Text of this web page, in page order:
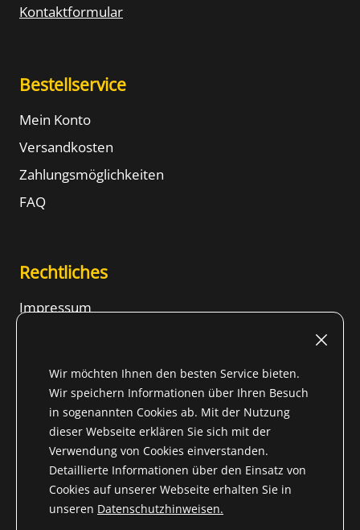
Kontaktformular
Bestellservice
Mein Konto
Versandkosten
Zahlungsmöglichkeiten
FAQ
Rechtliches
Impressum
Datenschutzhinweise
Inhalt
Wir möchten Ihnen den besten Service bieten.
Wir speichern Informationen über Ihren Besuch
in sogenannten Cookies ab. Mit der Nutzung
dieser Webseite erklären Sie sich mit der
Verwendung von Cookies einverstanden.
Detaillierte Informationen über den Einsatz von
Cookies auf unserer Webseite erhalten Sie in
unseren Datenschutzhinweisen.